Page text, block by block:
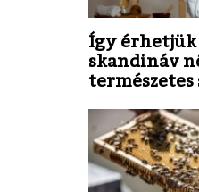
Így érhetjük
skandináv
természetes